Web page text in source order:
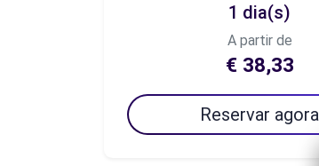
1 dia(s)
A partir de
€ 38,33
Reservar agora